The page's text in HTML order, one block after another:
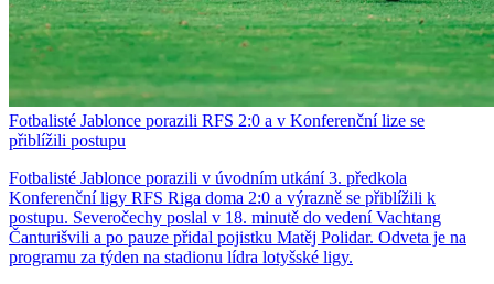
Fotbalisté Jablonce porazili RFS 2:0 a v Konferenční lize se
přiblížili postupu
Fotbalisté Jablonce porazili v úvodním utkání 3. předkola
Konferenční ligy RFS Riga doma 2:0 a výrazně se přiblížili k
postupu. Severočechy poslal v 18. minutě do vedení Vachtang
Čanturišvili a po pauze přidal pojistku Matěj Polidar. Odveta je na
programu za týden na stadionu lídra lotyšské ligy.